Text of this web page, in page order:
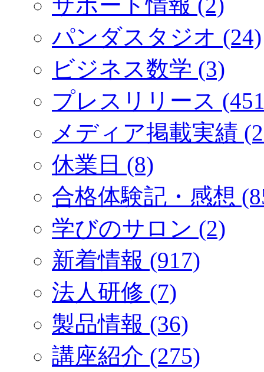
パンダスタジオ (24)
ビジネス数学 (3)
プレスリリース
メディア掲載実績
休業日 (8)
合格体験記・感想
学びのサロン (2)
新着情報 (917)
法人研修 (7)
製品情報 (36)
講座紹介 (275)